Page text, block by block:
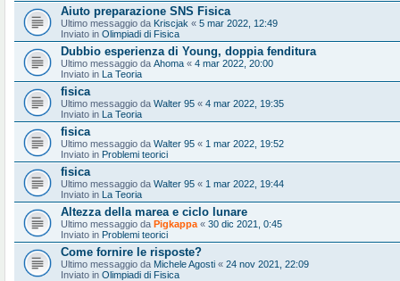
Aiuto preparazione SNS Fisica
Ultimo messaggio da Kriscjak « 5 mar 2022, 12:49
Inviato in Olimpiadi di Fisica
Dubbio esperienza di Young, doppia fenditura
Ultimo messaggio da Ahoma « 4 mar 2022, 20:00
Inviato in La Teoria
fisica
Ultimo messaggio da Walter 95 « 4 mar 2022, 19:35
Inviato in La Teoria
fisica
Ultimo messaggio da Walter 95 « 1 mar 2022, 19:52
Inviato in Problemi teorici
fisica
Ultimo messaggio da Walter 95 « 1 mar 2022, 19:44
Inviato in La Teoria
Altezza della marea e ciclo lunare
Ultimo messaggio da Pigkappa « 30 dic 2021, 0:45
Inviato in Problemi teorici
Come fornire le risposte?
Ultimo messaggio da Michele Agosti « 24 nov 2021, 22:09
Inviato in Olimpiadi di Fisica